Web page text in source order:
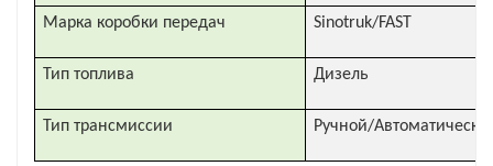
Марка коробки передач Sinotruk/FAST
Тип топлива Дизель
Тип трансмиссии Ручной/